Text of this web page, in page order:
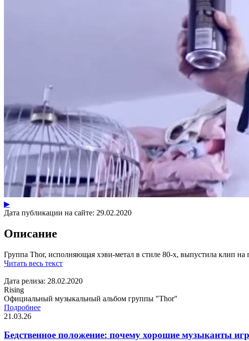
▶
Дата публикации на сайте: 29.02.2020
Описание
Группа Thor, исполняющая хэви-метал в стиле 80-х, выпустила клип
Читать весь текст
Дата релиза: 28.02.2020
Rising
Официальный музыкальный альбом группы "Thor"
Подробнее
21.03.26
Бедственное положение: почему хорошие музыканты